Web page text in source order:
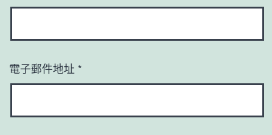
電子郵件地址 *